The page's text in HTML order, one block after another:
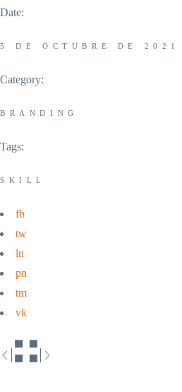
Date:
5 DE OCTUBRE DE 2021
Category:
BRANDING
Tags:
SKILL
fb
tw
ln
pn
tm
vk